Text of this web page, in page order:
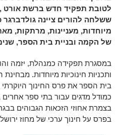
לטובת תפקיד חדש ברשת אורט ,
ששלחה להורים ציינה
מיוחדות, מעניינות, מרתקות,
של הקמה ובניית בית הספר,
במסגרת תפקידה כמנהלת, יזמה
ותכניות חינוכיות מיוחדות.
בית הספר את פרס החינוך
כמודל מדגים עבור בתי ספר
בצמרת אחוזי הזכאות הגבוהים
בפרס על חינוך ערכי של מחוז